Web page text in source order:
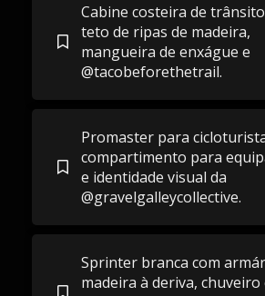
Cabine costeira de
teto de ripas de madeira,
mangueira de enxágue e
@tacobeforethetrail.
Promaster para
compartimento para
e identidade visual da
@gravelgalleycollective.
Sprinter branca com
madeira à deriva,